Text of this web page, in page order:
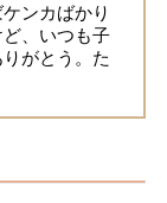
ンカばかり
、いつも子
がとう。た